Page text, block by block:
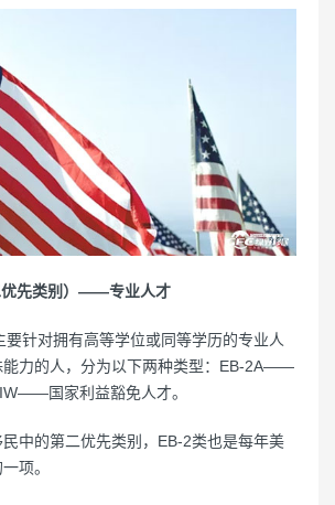
优先类别）——专业人才
要针对拥有高等学位或同等学历的专业人
能力的人，分为以下两种类型：EB-2A——
国家利益豁免人才。
中的第二优先类别，EB-2类也是每年美
项。